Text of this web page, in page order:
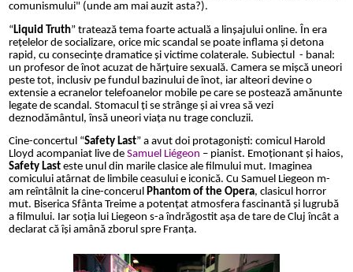
comunismului" (unde am mai auzit asta?).
“Liquid Truth” tratează tema foarte actuală a linșajului online. În era
rețelelor de socializare, orice mic scandal se poate inflama și detona
rapid, cu consecințe dramatice și victime colaterale. Subiectul - banal:
un profesor de înot acuzat de hărțuire sexuală. Camera se mișcă uneori
peste tot, inclusiv pe fundul bazinului de înot, iar alteori devine o
extensie a ecranelor telefoanelor mobile pe care se postează amănunte
legate de scandal. Stomacul ți se strânge și ai vrea să vezi
deznodământul, însă uneori viața nu trage concluzii.
Cine-concertul “Safety Last” a avut doi protagoniști: comicul Harold
Lloyd acompaniat live de Samuel Liégeon – pianist. Emoționant și haios,
Safety Last este unul din marile clasice ale filmului mut. Imaginea
comicului atârnat de limbile ceasului e iconică. Cu Samuel Liegeon m-
am reîntâlnit la cine-concerul Phantom of the Opera, clasicul horror
mut. Biserica Sfânta Treime a potențat atmosfera fascinantă și lugrubă
a filmului. Iar soția lui Liegeon s-a îndrăgostit așa de tare de Cluj încât a
declarat că își amână zborul spre Franța.